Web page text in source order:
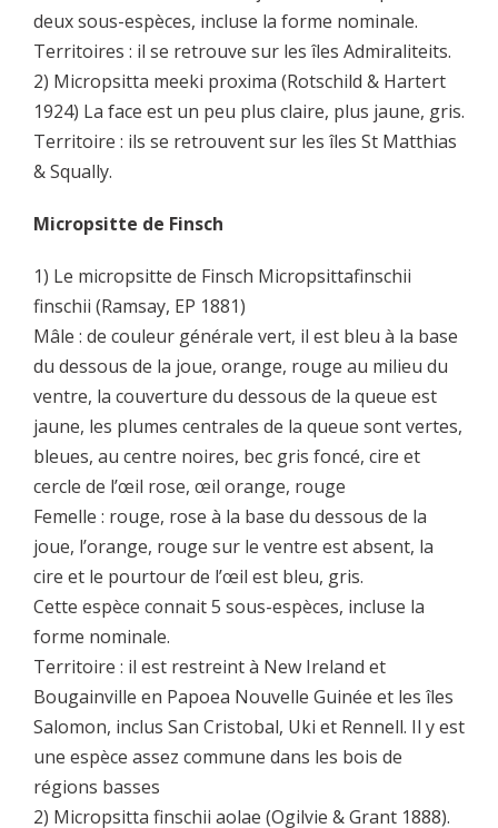
deux sous-espèces, incluse la forme nominale.
Territoires : il se retrouve sur les îles Admiraliteits.
2) Micropsitta meeki proxima (Rotschild & Hartert
1924) La face est un peu plus claire, plus jaune, gris.
Territoire : ils se retrouvent sur les îles St Matthias
& Squally.
Micropsitte de Finsch
1) Le micropsitte de Finsch Micropsittafinschii
finschii (Ramsay, EP 1881)
Mâle : de couleur générale vert, il est bleu à la base
du dessous de la joue, orange, rouge au milieu du
ventre, la couverture du dessous de la queue est
jaune, les plumes centrales de la queue sont vertes,
bleues, au centre noires, bec gris foncé, cire et
cercle de l’œil rose, œil orange, rouge
Femelle : rouge, rose à la base du dessous de la
joue, l’orange, rouge sur le ventre est absent, la
cire et le pourtour de l’œil est bleu, gris.
Cette espèce connait 5 sous-espèces, incluse la
forme nominale.
Territoire : il est restreint à New Ireland et
Bougainville en Papoea Nouvelle Guinée et les îles
Salomon, inclus San Cristobal, Uki et Rennell. Il y est
une espèce assez commune dans les bois de
régions basses
2) Micropsitta finschii aolae (Ogilvie & Grant 1888).